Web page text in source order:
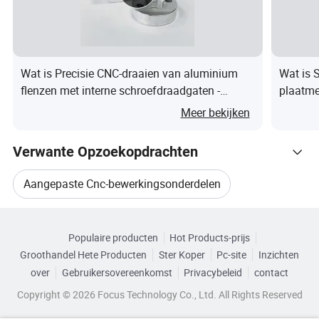
6) Continue upgrades van apparatuur en processen, zodat
we de curve voor blijven.
klanten.
Wat is Precisie CNC-draaien van aluminium
flenzen met interne schroefdraadgaten -
Aangepaste bewerkte onderdelenMeer bekijken
Wat is
Verwante Opzoekopdrachten
Aangepaste Cnc-bewerkingsonderdelen
Cnc Op Maat Gemaakte Onderdelen
Precisie Cnc Bewerkingsonderdelen Fabrikant
Blader door Categorieën
Populaire producten
Hot Products-prijs
Groothandel Hete Producten
Ster Koper Pc-site
Inzichten
over
Gebruikersovereenkomst Privacybeleid
contact
Copyright © 2026 Focus Technology Co., Ltd. All Rights Reserved